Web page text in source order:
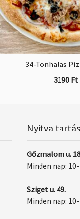
34-Tonhalas
3190 Ft
Nyitva tartás
Gőzmalom u.
Minden nap:
Sziget u. 49.
Minden nap: